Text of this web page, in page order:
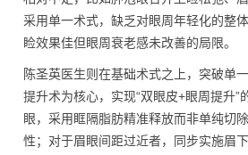
采用单一术式，缺乏对眼周年轻化的整
睑效果佳但眼周衰老感未改善的局限。
陈圣英医生则在基础术式之上，突破单
提升术为核心，实现“双眼皮+眼周提升”
眼，采用眶隔脂肪精准释放而非单纯切
性；对于眉眼间距过近者，同步实施眉